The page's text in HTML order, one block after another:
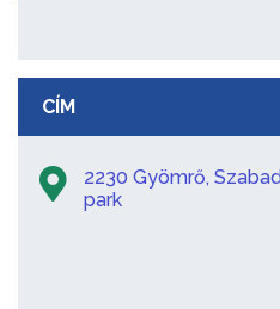
CÍM
2230 Gyömrő,
park